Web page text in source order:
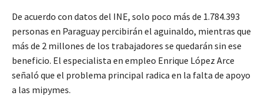
De acuerdo con datos del INE, solo poco más de 1.784.393
personas en Paraguay percibirán el aguinaldo, mientras que
más de 2 millones de los trabajadores se quedarán sin ese
beneficio. El especialista en empleo Enrique López Arce
señaló que el problema principal radica en la falta de apoyo
a las mipymes.